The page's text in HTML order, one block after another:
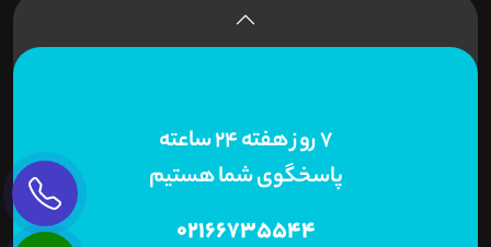
7 روز هفته 24 ساعته
پاسخگوی شما هستیم
02166735544